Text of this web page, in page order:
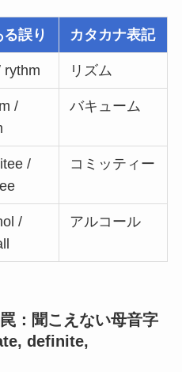
る誤り カタカナ表記
rythm リズム
/
バキューム
/
コミッティー
/
アルコール
：聞こえない母音字
definite,